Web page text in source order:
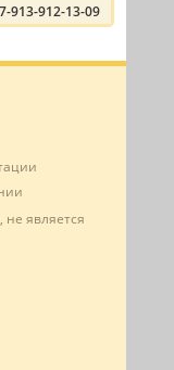
913-912-13-09
является